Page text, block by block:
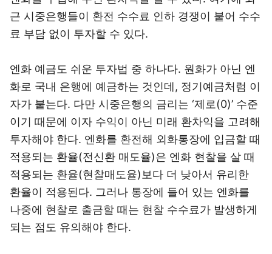
근 시중은행들이 환전 수수료 인하 경쟁이 붙어 수수
료 부담 없이 투자할 수 있다.
엔화 예금도 쉬운 투자법 중 하나다. 원화가 아닌 엔
화로 국내 은행에 예금하는 것인데, 정기예금처럼 이
자가 붙는다. 다만 시중은행의 금리는 ‘제로(0)’ 수준
이기 때문에 이자 수익이 아닌 미래 환차익을 고려해
투자해야 한다. 엔화를 환전해 외화통장에 입금할 때
적용되는 환율(전신환 매도율)은 엔화 현찰을 살 때
적용되는 환율(현찰매도율)보다 더 낮아서 유리한
환율이 적용된다. 그러나 통장에 들어 있는 엔화를
나중에 현찰로 출금할 때는 현찰 수수료가 발생하게
되는 점도 유의해야 한다.